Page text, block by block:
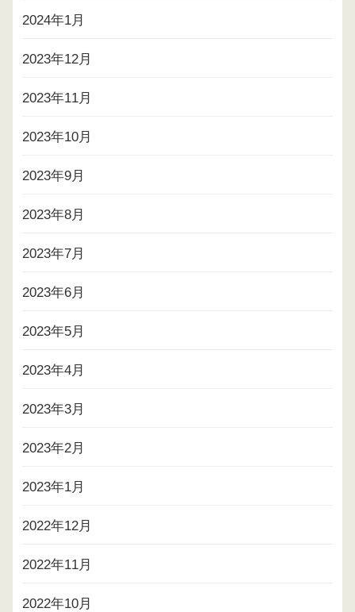
2024年1月
2023年12月
2023年11月
2023年10月
2023年9月
2023年8月
2023年7月
2023年6月
2023年5月
2023年4月
2023年3月
2023年2月
2023年1月
2022年12月
2022年11月
2022年10月